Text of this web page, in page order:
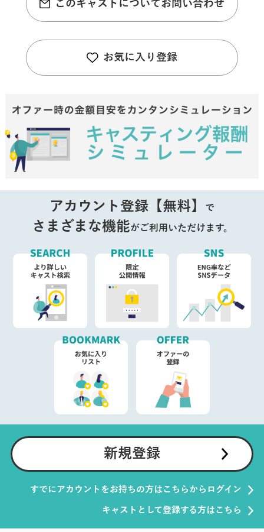
このキャストについてお問い合わせ
お気に入り登録
アカウント登録【無料】 で
さまざまな機能がご利用いただけます。
新規登録
すでにアカウントをお持ちの方はこちらからログイン
キャストとして登録する方はこちら